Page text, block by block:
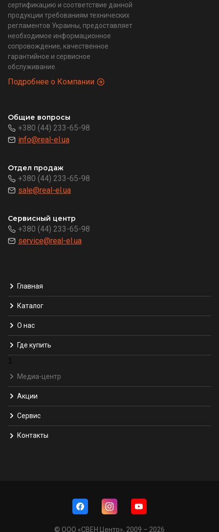
сертификацию и соответствие данной
продукции требованиям технических
регламентов Украины, предоставляет
необходимое информационное
сопровождение, качественное
гарантийное и сервисное
обслуживание.
Подробнее о Компании
Общие вопросы
+380 (44) 233-65-98
info@real-el.ua
Отдел продаж
+380 (44) 233-65-98
sale@real-el.ua
Сервисный центр
+380 (44) 233-65-98
service@real-el.ua
Главная
Каталог
О нас
Где купить
1
Медиа-центр
Акции
Сервис
Контакты
© ООО «СВЕН Центр», 2009 – 2026